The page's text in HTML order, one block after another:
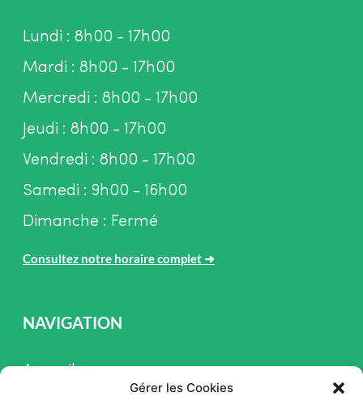
Gérer les Cookies
Lundi : 8h00 - 17h00
Mardi : 8h00 - 17h00
Mercredi : 8h00 - 17h00
Jeudi : 8h00 - 17h00
Vendredi : 8h00 - 17h00
Samedi : 9h00 - 16h00
Dimanche : Fermé
Consultez notre horaire complet ➜
NAVIGATION
Accueil